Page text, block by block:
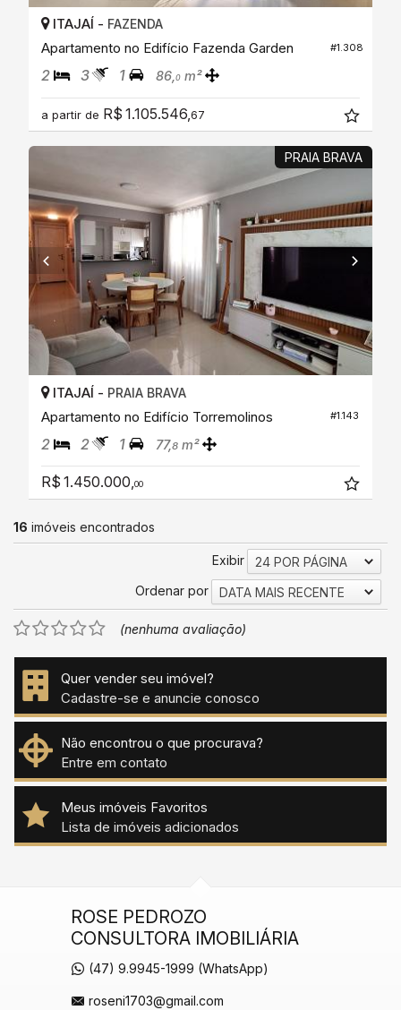
#1.308
ITAJAÍ - FAZENDA
Apartamento no Edifício Fazenda Garden
2 3 1 86,0 m²
a partir de R$ 1.105.546,67
PRAIA BRAVA
#1.143
ITAJAÍ - PRAIA BRAVA
Apartamento no Edifício Torremolinos
2 2 1 77,8 m²
R$ 1.450.000, 00
16 imóveis encontrados
Exibir
24 POR PÁGINA
Ordenar por
DATA MAIS RECENTE
(nenhuma avaliação)
Quer vender seu imóvel?
Cadastre-se e anuncie conosco
Não encontrou o que procurava?
Entre em contato
Meus imóveis Favoritos
Lista de imóveis adicionados
ROSE PEDROZO
CONSULTORA IMOBILIÁRIA
(47) 9.9945-1999 (WhatsApp)
roseni1703@gmail.com